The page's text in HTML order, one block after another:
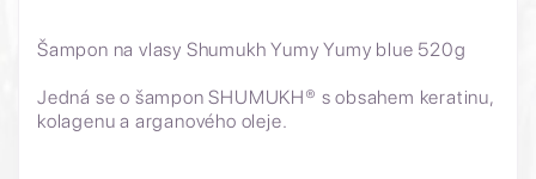
Šampon na vlasy Shumukh Yumy Yumy blue 520g
Jedná se o šampon SHUMUKH® s obsahem keratinu,
kolagenu a arganového oleje.